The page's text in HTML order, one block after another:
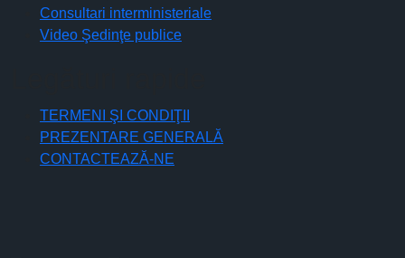
Consultari interministeriale
Video Şedinţe publice
TERMENI ŞI CONDIŢII
PREZENTARE GENERALĂ
CONTACTEAZĂ-NE